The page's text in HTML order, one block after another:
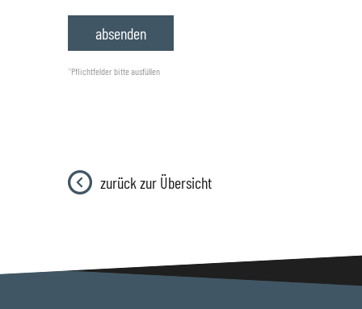
*Pflichtfelder bitte ausfüllen
zurück zur Übersicht